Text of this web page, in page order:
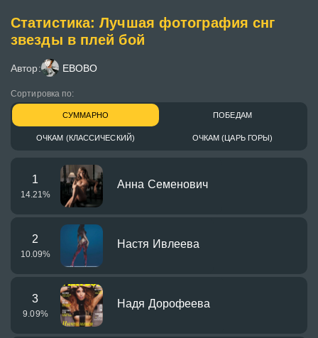
Статистика: Лучшая фотография снг
звезды в плей бой
Автор: EBOBO
Сортировка по:
СУММАРНО ПОБЕДАМ
ОЧКАМ (КЛАССИЧЕСКИЙ) ОЧКАМ (ЦАРЬ ГОРЫ)
1
14.21%
Анна Семенович
2
10.09%
Настя Ивлеева
3
9.09%
Надя Дорофеева